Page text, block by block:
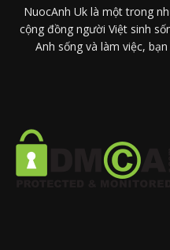
NuocAnh Uk là một trong
cộng đồng người Việt sinh
Anh sống và làm việc,